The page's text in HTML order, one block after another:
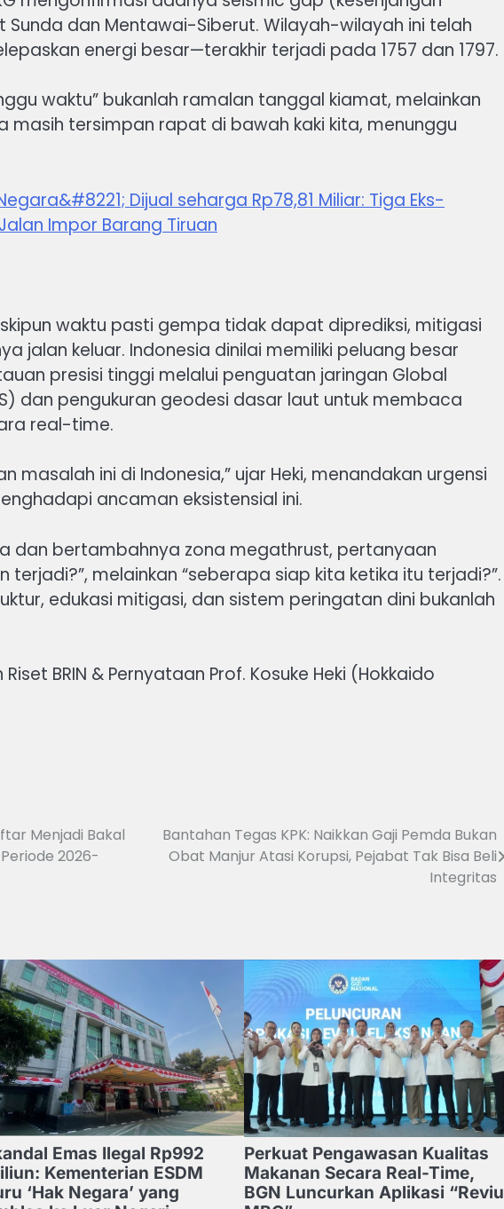
Sunda dan Mentawai-Siberut. Wilayah-wilayah ini telah
energi besar—terakhir terjadi pada 1757 dan 1797.
waktu” bukanlah ramalan tanggal kiamat, melainkan
masih tersimpan rapat di bawah kaki kita, menunggu
Dijual seharga Rp78,81 Miliar: Tiga Eks-
Impor Barang Tiruan
waktu pasti gempa tidak dapat diprediksi, mitigasi
jalan keluar. Indonesia dinilai memiliki peluang besar
presisi tinggi melalui penguatan jaringan Global
dan pengukuran geodesi dasar laut untuk membaca
real-time.
masalah ini di Indonesia,” ujar Heki, menandakan urgensi
ancaman eksistensial ini.
dan bertambahnya zona megathrust, pertanyaan
terjadi?”, melainkan “seberapa siap kita ketika itu terjadi?”.
edukasi mitigasi, dan sistem peringatan dini bukanlah
BRIN & Pernyataan Prof. Kosuke Heki (Hokkaido
Menjadi Bakal
2026-
Bantahan Tegas KPK: Naikkan Gaji Pemda Bukan
Obat Manjur Atasi Korupsi, Pejabat Tak Bisa Beli
Integritas
Emas Ilegal Rp992
Kementerian ESDM
‘Hak Negara’ yang
Perkuat Pengawasan Kualitas
Makanan Secara Real-Time,
BGN Luncurkan Aplikasi “Reviu